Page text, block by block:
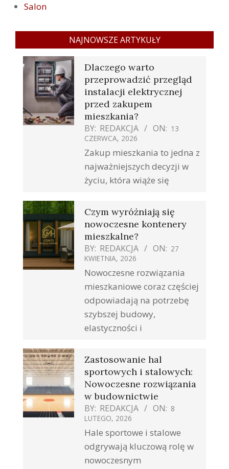
Salon
NAJNOWSZE ARTYKUŁY
Dlaczego warto
przeprowadzić przegląd
instalacji elektrycznej
przed zakupem
mieszkania?
BY: REDAKCJA ON: 13
CZERWCA, 2026
Zakup mieszkania to jedna z
najważniejszych decyzji w
życiu, która wiąże się
Czym wyróżniają się
nowoczesne kontenery
mieszkalne?
BY: REDAKCJA ON: 27
KWIETNIA, 2026
Nowoczesne rozwiązania
mieszkaniowe coraz częściej
odpowiadają na potrzebę
szybszej budowy,
elastyczności i
Zastosowanie hal
sportowych i stalowych:
Nowoczesne rozwiązania
w budownictwie
BY: REDAKCJA ON: 8
LUTEGO, 2026
Hale sportowe i stalowe
odgrywają kluczową rolę w
nowoczesnym